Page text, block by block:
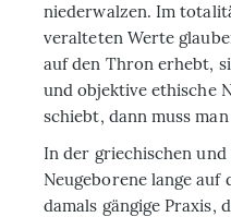
niederwalzen. Im
veralteten Werte
auf den Thron erhebt,
und objektive ethische
schiebt, dann muss
In der griechischen
Neugeborene lange auf
damals gängige Praxis,